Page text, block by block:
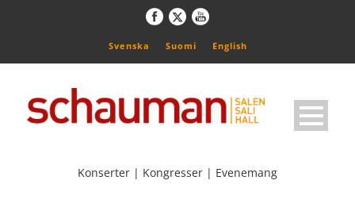
Svenska Suomi English
Konserter | Kongresser | Evenemang